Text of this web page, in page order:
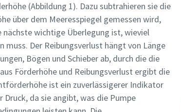
(Abbildung 1). Dazu subtrahieren sie die
über dem Meeresspiegel gemessen wird,
nächste wichtige Überlegung ist, wieviel
muss. Der Reibungsverlust hängt von Länge
Bögen und Schieber ab, durch die die
Förderhöhe und Reibungsverlust ergibt die
ist ein zuverlässigerer Indikator
da sie angibt, was die Pumpe